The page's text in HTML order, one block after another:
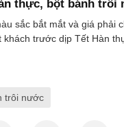
thực, bột bánh trôi
sắc bắt mắt và giá phải
khách trước dịp Tết Hàn
trôi nước